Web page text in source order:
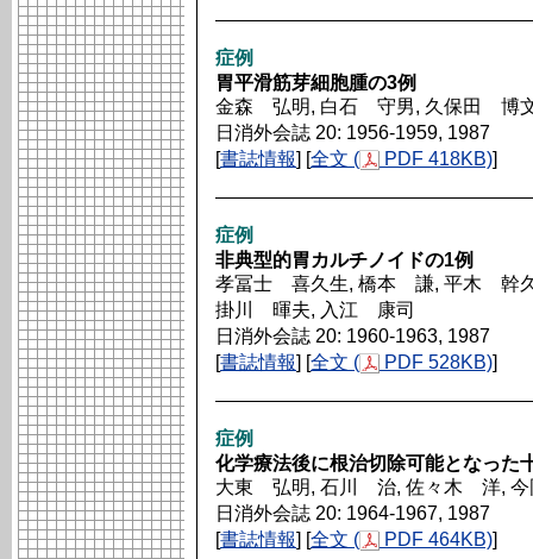
症例
胃平滑筋芽細胞腫の3例
金森 弘明, 白石 守男, 久保田 博
日消外会誌 20: 1956-1959, 1987
[書誌情報] [全文 ( PDF 418KB)]
症例
非典型的胃カルチノイドの1例
孝冨士 喜久生, 橋本 謙, 平木 幹
掛川 暉夫, 入江 康司
日消外会誌 20: 1960-1963, 1987
[書誌情報] [全文 ( PDF 528KB)]
症例
化学療法後に根治切除可能となった
大東 弘明, 石川 治, 佐々木 洋,
日消外会誌 20: 1964-1967, 1987
[書誌情報] [全文 ( PDF 464KB)]